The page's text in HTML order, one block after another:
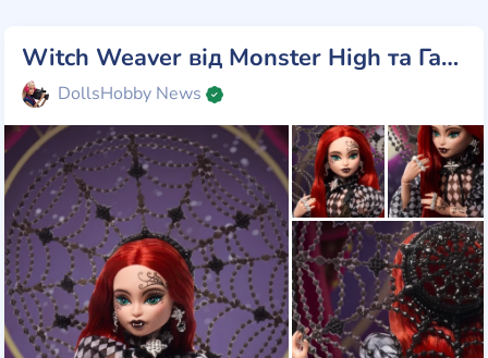
Witch Weaver від Monster High та Гарріса Ріда: Готичний Шедевр
DollsHobby News